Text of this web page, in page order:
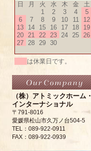
日
月 火 水 木 金
土
1
2 3 4
5
6
7 8 9 10 11
12
13
14 15 16 17 18
19
20
21 22 23 24 25
26
27
28 29 30
は休業日です。
（株）アトミックホーム・
インターナショナル
〒791-8016
愛媛県松山市久万ノ台504-5
TEL：089-922-0911
FAX：089-922-0939